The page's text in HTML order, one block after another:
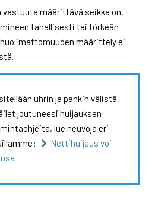
vastuuta määrittävä seikka on,
tahallisesti tai törkeän
määrittely ei
uhrin ja pankin välistä
joutuneesi huijauksen
lue neuvoja eri
Nettihuijaus voi